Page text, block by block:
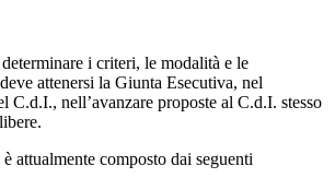
i criteri, le modalità e le
attenersi la Giunta Esecutiva, nel
C.d.I., nell’avanzare proposte al C.d.I. stesso
attualmente composto dai seguenti